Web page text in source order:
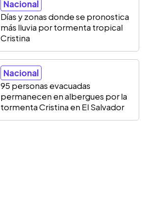
Nacional
Días y zonas donde se pronostica
más lluvia por tormenta tropical
Cristina
Nacional
95 personas evacuadas
permanecen en albergues por la
tormenta Cristina en El Salvador